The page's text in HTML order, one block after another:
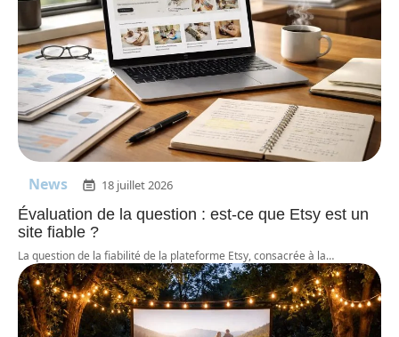
News 18 juillet 2026
Évaluation de la question : est-ce que Etsy est un
site fiable ?
La question de la fiabilité de la plateforme Etsy, consacrée à la…